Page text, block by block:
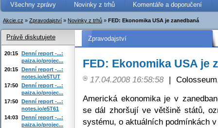
Všechny zprávy Novinky z trhů Komentáře a doporučení
Akcie.cz » Zpravodajství » Novinky z trhů » FED: Ekonomika USA je zanedbaná
Zpravodajství
FED: Ekonomika USA je
17.04.2008 16:58:58 |
Americká ekonomika je v
se dál zhoršují ve většině států,
systému, o aktuálních podmínkách
Právě diskutujete
20:15 Denní report -...:
paiza.io/projec...
20:15 Denní report -...:
notes.io/e5TUT
17:50 Denní report -...:
paiza.io/projec...
17:50 Denní report -...:
notes.io/e5T61
14:03 Denní report -...:
paiza.io/projec...